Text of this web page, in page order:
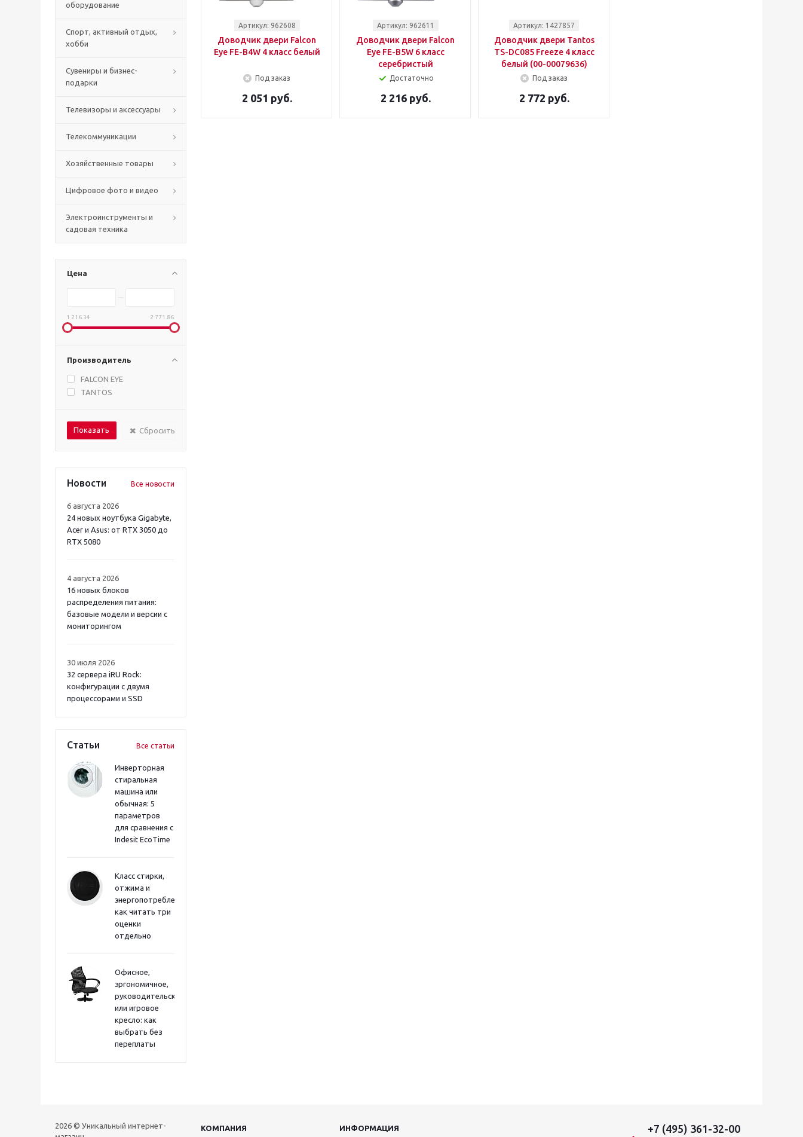
оборудование
Спорт, активный отдых,
хобби
Сувениры и бизнес-
подарки
Телевизоры и аксессуары
Телекоммуникации
Хозяйственные товары
Цифровое фото и видео
Электроинструменты и
садовая техника
Цена
1 216.34 2 771.86
Производитель
FALCON EYE
TANTOS
Сбросить
Новости Все новости
6 августа 2026
24 новых ноутбука Gigabyte,
Acer и Asus: от RTX 3050 до
RTX 5080
4 августа 2026
16 новых блоков
распределения питания:
базовые модели и версии с
мониторингом
30 июля 2026
32 сервера iRU Rock:
конфигурации с двумя
процессорами и SSD
Статьи Все статьи
Инверторная
стиральная
машина или
обычная: 5
параметров
для сравнения с
Indesit EcoTime
Класс стирки,
отжима и
энергопотребления:
как читать три
оценки
отдельно
Офисное,
эргономичное,
руководительское
или игровое
кресло: как
выбрать без
переплаты
Артикул: 962608
Доводчик двери Falcon
Eye FE-B4W 4 класс белый
Под заказ
2 051 руб.
Артикул: 962611
Доводчик двери Falcon
Eye FE-B5W 6 класс
серебристый
Достаточно
2 216 руб.
Артикул: 1427857
Доводчик двери Tantos
TS-DC085 Freeze 4 класс
белый (00-00079636)
Под заказ
2 772 руб.
2026 © Уникальный интернет-
КОМПАНИЯ ИНФОРМАЦИЯ +7 (495) 361-32-00